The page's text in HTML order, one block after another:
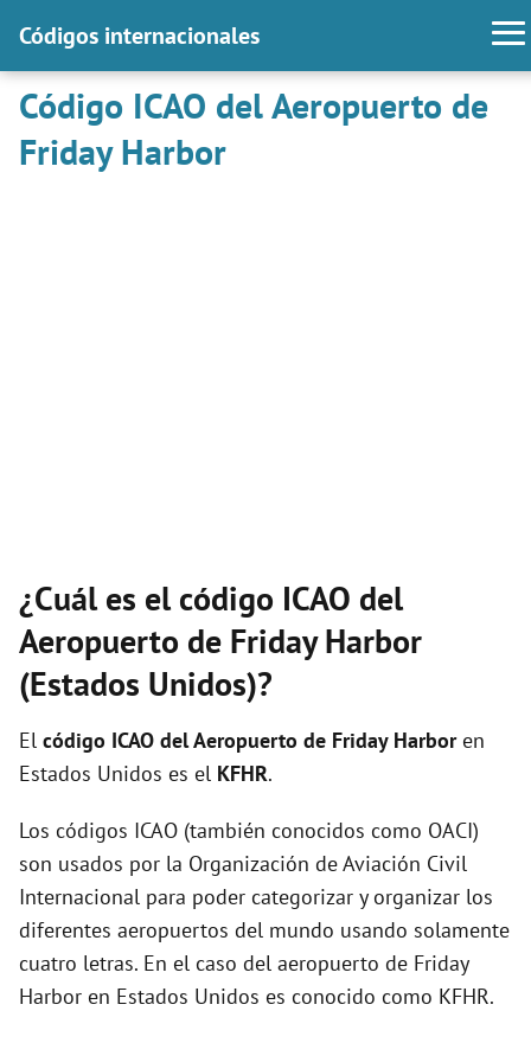
Códigos internacionales
Código ICAO del Aeropuerto de
Friday Harbor
¿Cuál es el código ICAO del
Aeropuerto de Friday Harbor
(Estados Unidos)?
El código ICAO delAeropuerto de Friday Harboren
Estados Unidos es el KFHR.
Los códigos ICAO (también conocidos como OACI)
son usados por la Organización de Aviación Civil
Internacional para poder categorizar y organizar los
diferentes aeropuertos del mundo usando solamente
cuatro letras. En el caso del aeropuerto de Friday
Harbor en Estados Unidos es conocido como KFHR.